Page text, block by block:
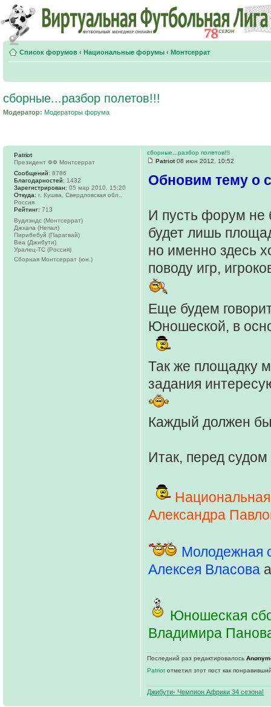
Список форумов ‹ Национальные форумы ‹ Монтсеррат
сборные...разбор полетов!!!
Модератор: Модераторы форума
сборные...разбор полетов!!!
Patriot08 июн 2012, 10:52
Обновим тему о
И пусть форум не
будет лишь
но именно здесь
поводу игр,
Еще будем
Юношеской, в
Так же площадку
задания
Каждый должен
Итак, перед судом
Александра
Молодежная
Алексея Власова
Юношеская
Владимира
Последний раз редактировалось
Patriot отметил этот пост как
Джибути- Чемпион Африки 34 сезона!
Patriot
Президент ФФ Монтсеррат
Сообщений: 8786
Благодарностей: 1432
Зарегистрирован: 05 мар 2010, 15:20
Откуда: г. Кушва, Свердловская обл.,
Россия
Рейтинг: 713
Вудлэндс (Монтсеррат)
Джхапа (Непал)
Пирибебуй (Парагвай)
Веа (Джибути)
Уралец-ТС (Россия)
Сборная Монтсеррат (юн.)